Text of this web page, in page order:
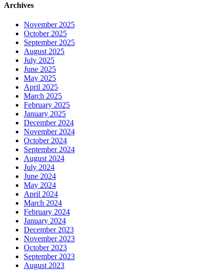
Archives
November 2025
October 2025
September 2025
August 2025
July 2025
June 2025
May 2025
April 2025
March 2025
February 2025
January 2025
December 2024
November 2024
October 2024
September 2024
August 2024
July 2024
June 2024
May 2024
April 2024
March 2024
February 2024
January 2024
December 2023
November 2023
October 2023
September 2023
August 2023